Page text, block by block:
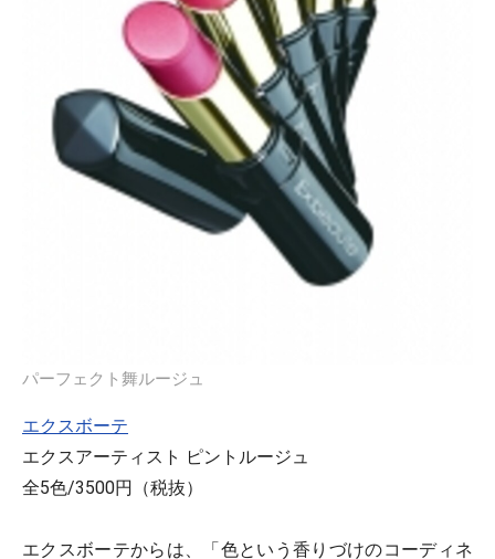
パーフェクト舞ルージュ
エクスボーテ
エクスアーティスト ピントルージュ
全5色/3500円（税抜）
エクスボーテからは、「色という香りづけのコーディネ